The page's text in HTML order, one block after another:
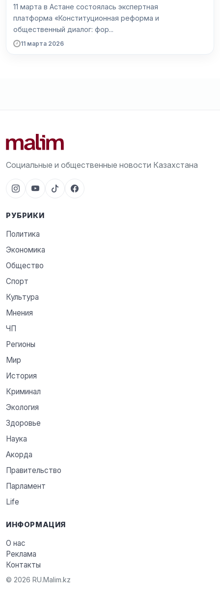
11 марта в Астане состоялась экспертная
платформа «Конституционная реформа и
общественный диалог: фор...
11 марта 2026
Социальные и общественные новости Казахстана
РУБРИКИ
Политика
Экономика
Общество
Спорт
Культура
Мнения
ЧП
Регионы
Мир
История
Криминал
Экология
Здоровье
Наука
Акорда
Правительство
Парламент
Life
ИНФОРМАЦИЯ
О нас
Реклама
Контакты
© 2026 RU.Malim.kz